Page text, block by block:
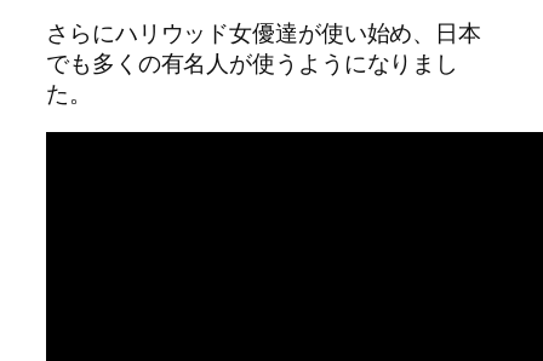
さらにハリウッド女優達が使い始め、日本
でも多くの有名人が使うようになりまし
た。